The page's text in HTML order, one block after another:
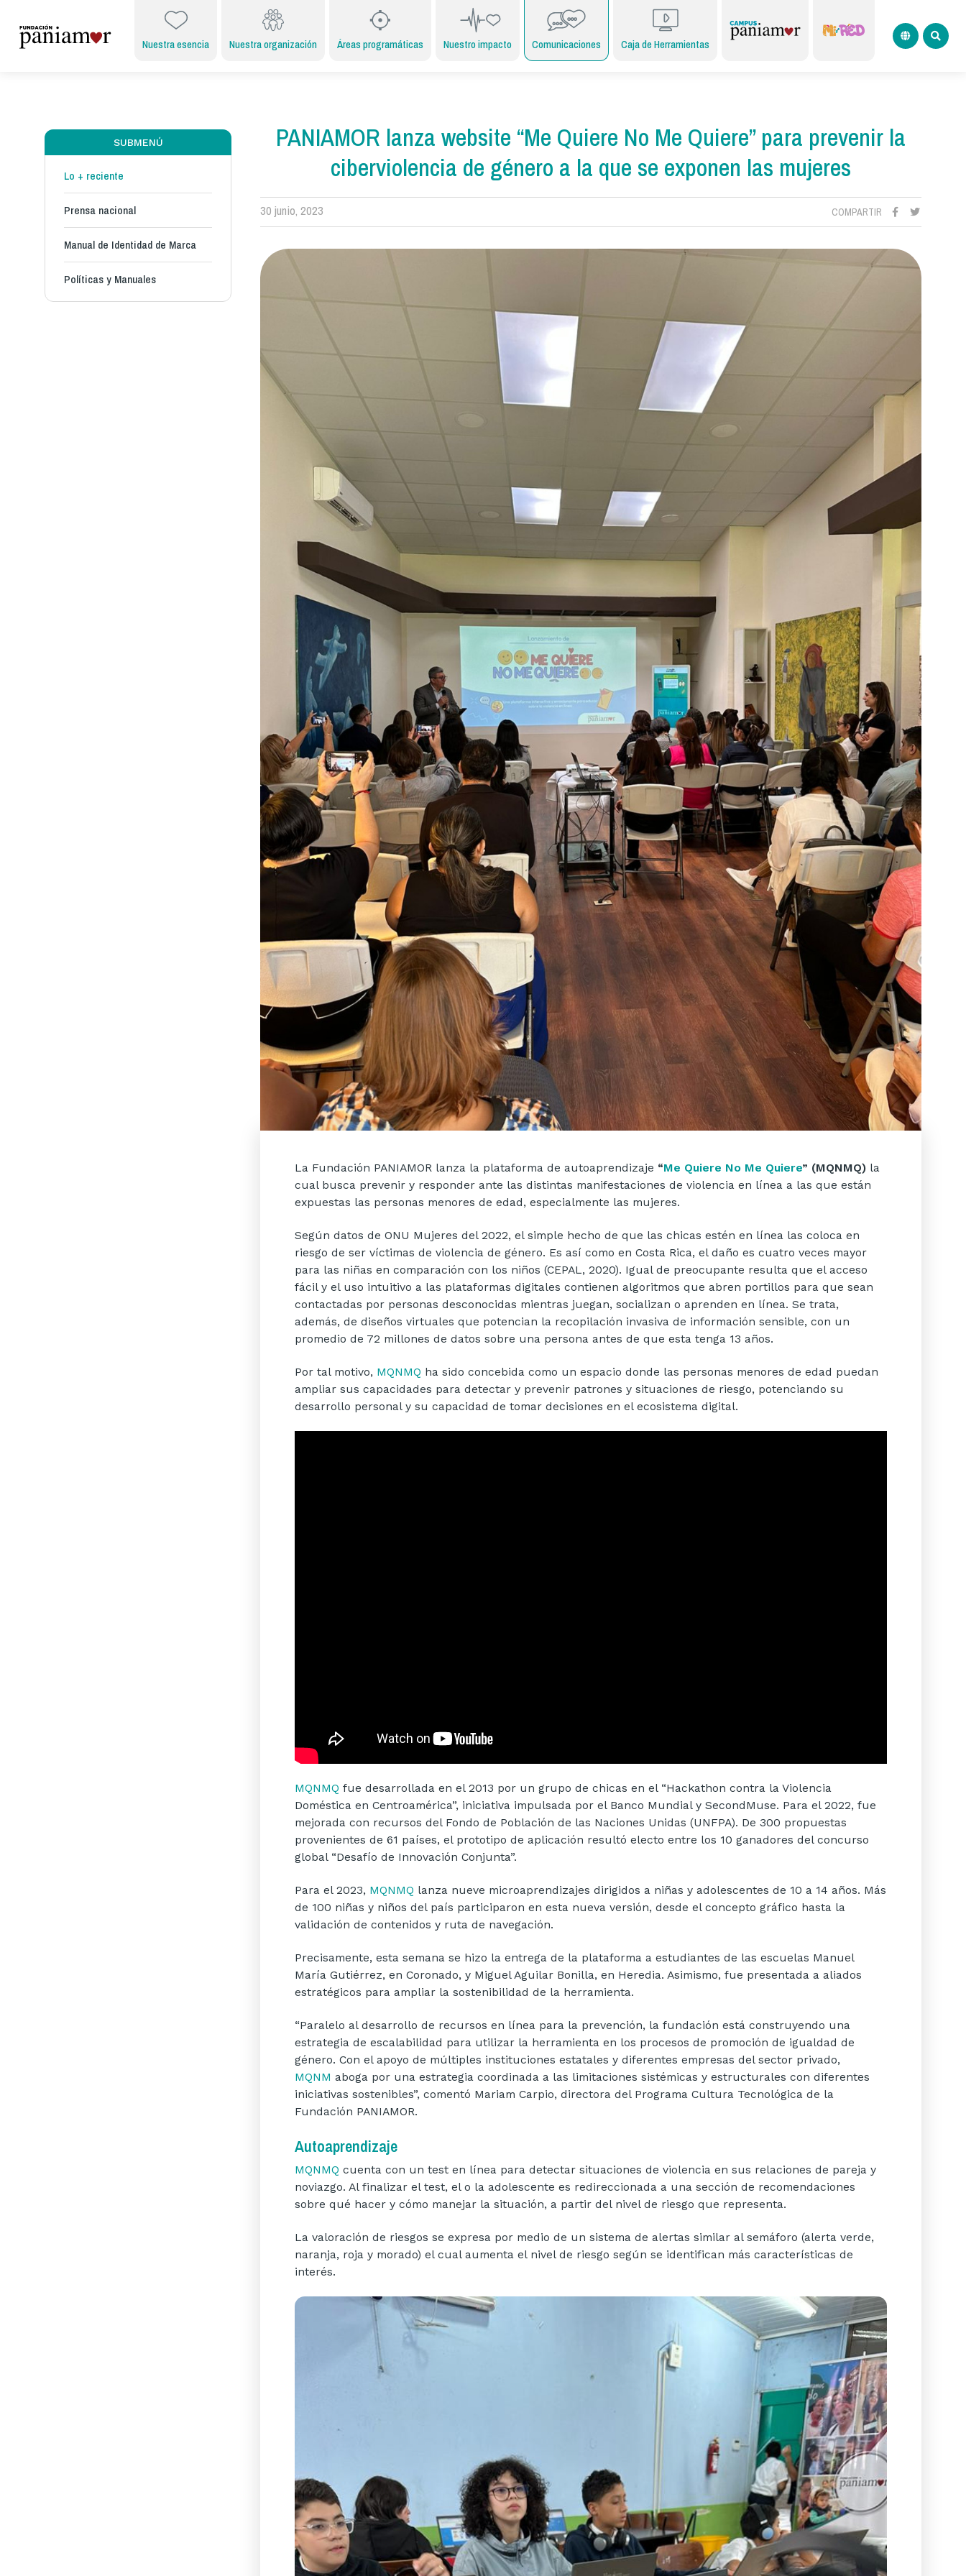
Nuestra esencia Nuestra organización Áreas programáticas Nuestro impacto Comunicaciones Caja de Herramientas
SUBMENÚ
Lo + reciente
Prensa nacional
Manual de Identidad de Marca
Políticas y Manuales
PANIAMOR lanza website “Me Quiere No Me Quiere” para prevenir la
ciberviolencia de género a la que se exponen las mujeres
30 junio, 2023 COMPARTIR
La Fundación PANIAMOR lanza la plataforma de autoaprendizaje “Me Quiere No Me Quiere” (MQNMQ) la
cual busca prevenir y responder ante las distintas manifestaciones de violencia en línea a las que están
expuestas las personas menores de edad, especialmente las mujeres.
Según datos de ONU Mujeres del 2022, el simple hecho de que las chicas estén en línea las coloca en
riesgo de ser víctimas de violencia de género. Es así como en Costa Rica, el daño es cuatro veces mayor
para las niñas en comparación con los niños (CEPAL, 2020). Igual de preocupante resulta que el acceso
fácil y el uso intuitivo a las plataformas digitales contienen algoritmos que abren portillos para que sean
contactadas por personas desconocidas mientras juegan, socializan o aprenden en línea. Se trata,
además, de diseños virtuales que potencian la recopilación invasiva de información sensible, con un
promedio de 72 millones de datos sobre una persona antes de que esta tenga 13 años.
Por tal motivo, MQNMQ ha sido concebida como un espacio donde las personas menores de edad puedan
ampliar sus capacidades para detectar y prevenir patrones y situaciones de riesgo, potenciando su
desarrollo personal y su capacidad de tomar decisiones en el ecosistema digital.
MQNMQ fue desarrollada en el 2013 por un grupo de chicas en el “Hackathon contra la Violencia
Doméstica en Centroamérica”, iniciativa impulsada por el Banco Mundial y SecondMuse. Para el 2022, fue
mejorada con recursos del Fondo de Población de las Naciones Unidas (UNFPA). De 300 propuestas
provenientes de 61 países, el prototipo de aplicación resultó electo entre los 10 ganadores del concurso
global “Desafío de Innovación Conjunta”.
Para el 2023, MQNMQ lanza nueve microaprendizajes dirigidos a niñas y adolescentes de 10 a 14 años. Más
de 100 niñas y niños del país participaron en esta nueva versión, desde el concepto gráfico hasta la
validación de contenidos y ruta de navegación.
Precisamente, esta semana se hizo la entrega de la plataforma a estudiantes de las escuelas Manuel
María Gutiérrez, en Coronado, y Miguel Aguilar Bonilla, en Heredia. Asimismo, fue presentada a aliados
estratégicos para ampliar la sostenibilidad de la herramienta.
“Paralelo al desarrollo de recursos en línea para la prevención, la fundación está construyendo una
estrategia de escalabilidad para utilizar la herramienta en los procesos de promoción de igualdad de
género. Con el apoyo de múltiples instituciones estatales y diferentes empresas del sector privado,
MQNM aboga por una estrategia coordinada a las limitaciones sistémicas y estructurales con diferentes
iniciativas sostenibles”, comentó Mariam Carpio, directora del Programa Cultura Tecnológica de la
Fundación PANIAMOR.
Autoaprendizaje
MQNMQ cuenta con un test en línea para detectar situaciones de violencia en sus relaciones de pareja y
noviazgo. Al finalizar el test, el o la adolescente es redireccionada a una sección de recomendaciones
sobre qué hacer y cómo manejar la situación, a partir del nivel de riesgo que representa.
La valoración de riesgos se expresa por medio de un sistema de alertas similar al semáforo (alerta verde,
naranja, roja y morado) el cual aumenta el nivel de riesgo según se identifican más características de
interés.